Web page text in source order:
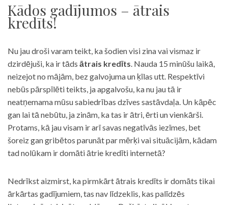
Kādos gadījumos – ātrais
kredīts!
Nu jau droši varam teikt, ka šodien visi zina vai vismaz ir
dzirdējuši, ka ir tāds ātrais kredīts. Nauda 15 minūšu laikā,
neizejot no mājām, bez galvojuma un ķīlas utt. Respektīvi
nebūs pārspīlēti teikts, ja apgalvošu, ka nu jau tā ir
neatņemama mūsu sabiedrības dzīves sastāvdaļa. Un kāpēc
gan lai tā nebūtu, ja zinām, ka tas ir ātri, ērti un vienkārši.
Protams, kā jau visam ir arī savas negatīvās iezīmes, bet
šoreiz gan gribētos parunāt par mērķi vai situācijām, kādam
tad nolūkam ir domāti ātrie kredīti internetā?
Nedrīkst aizmirst, ka pirmkārt ātrais kredīts ir domāts tikai
ārkārtas gadījumiem, tas nav līdzeklis, kas palīdzēs